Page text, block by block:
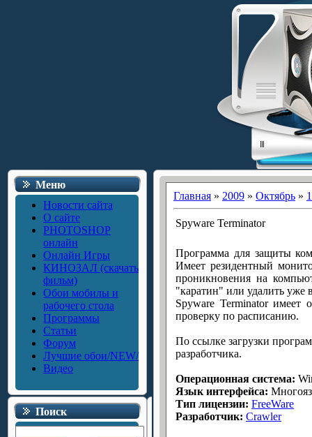
Меню
Новости сайта
О сайте
PHOTOSHOP
онлайн
Онлайн Игры
КИНОЗАЛ (скачать
фильм)
Обои мобилы и
рабочего стола
Программы
Статьи
Форум
Лучшие обои/NEW/
Видео
Поиск
Главная » 2009 » Октябрь »
Spyware Terminator
Программа для защиты
Имеет резидентный
проникновения на
"каратин" или удалить уже
Spyware Terminator имеет
проверку по расписанию.
По ссылке загрузки
разработчика.
Операционная система:
Язык интерфейса:
Тип лицензии: FreeWare
Разработчик: Crawler